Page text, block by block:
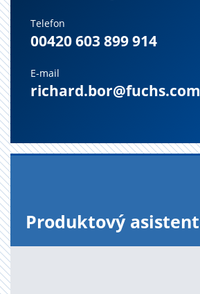
Telefon
00420 603 899 914
E-mail
richard.bor@fuchs.com
Pro­duk­to­vý asi­s­tent